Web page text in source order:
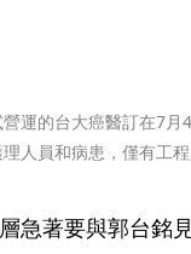
運的台大癌醫訂在7月
人員和病患，僅有工
急著要與郭台銘